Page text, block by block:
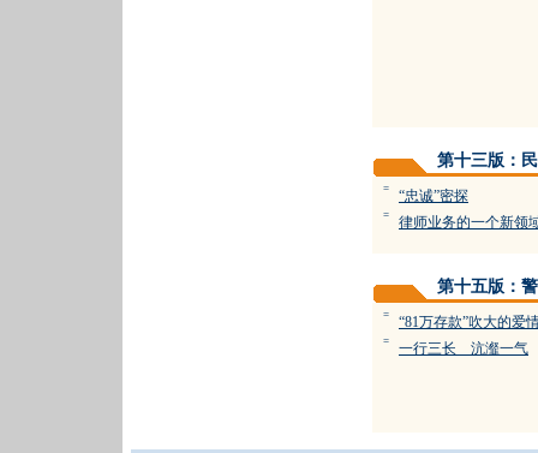
第十三版：
= “忠诚”密探
= 律师业务的一个新领
第十五版：
= “81万存款”吹大的爱
= 一行三长 沆瀣一气